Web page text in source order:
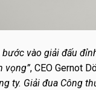
bước vào giải đấu
vọng”, CEO Gernot
ty. Giải đua Công